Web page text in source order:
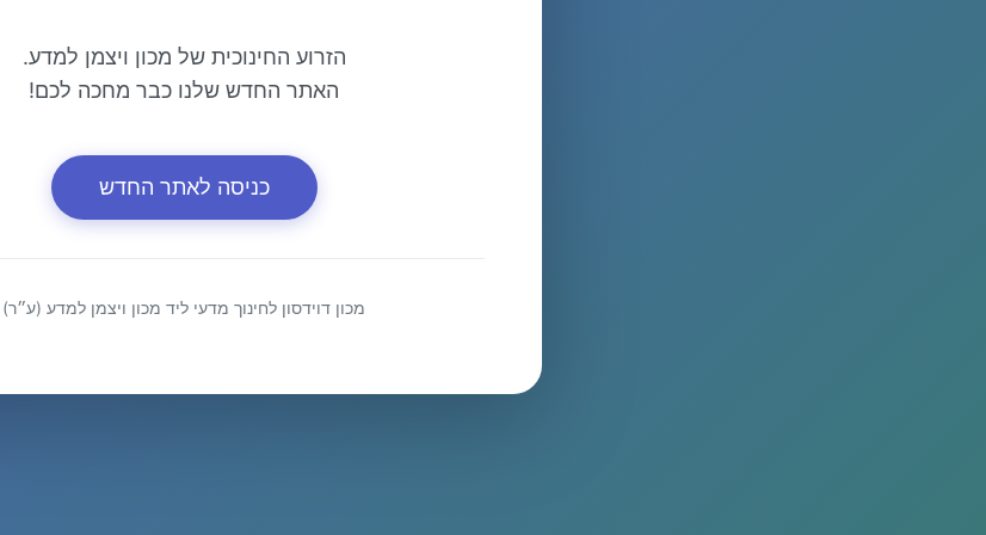
הזרוע החינוכית של מכון ויצמן למדע.
האתר החדש שלנו כבר מחכה לכם!
כניסה לאתר החדש
מכון דוידסון לחינוך מדעי ליד מכון ויצמן למדע (ע״ר)